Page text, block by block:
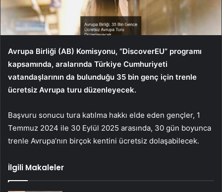
Avrupa Birliği (AB) Komisyonu, “DiscoverEU” programı
kapsamında, aralarında Türkiye Cumhuriyeti
vatandaşlarının da bulunduğu 35 bin genç için trenle
ücretsiz Avrupa turu düzenleyecek.
Başvuru sonucu tura katılma hakkı elde eden gençler, 1
Temmuz 2024 ile 30 Eylül 2025 arasında, 30 gün boyunca
trenle Avrupa’nın birçok kentini ücretsiz dolaşabilecek.
İlgili Makaleler